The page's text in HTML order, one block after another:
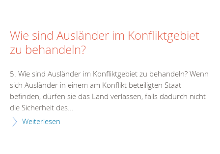
Wie sind Ausländer im Konfliktgebiet
zu behandeln?
5. Wie sind Ausländer im Konfliktgebiet zu behandeln? Wenn
sich Ausländer in einem am Konflikt beteiligten Staat
befinden, dürfen sie das Land verlassen, falls dadurch nicht
die Sicherheit des...
Weiterlesen